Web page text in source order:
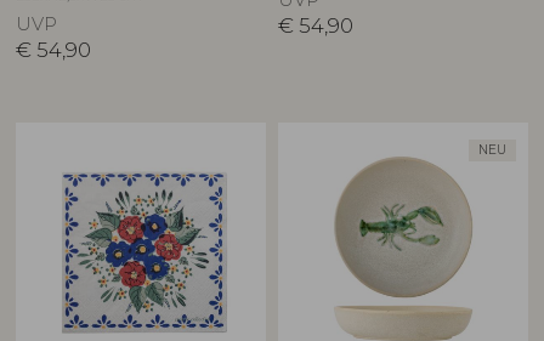
UVP
€ 54,90
€ 54,90
NEU